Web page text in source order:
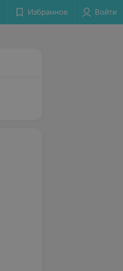
Избранное Войти